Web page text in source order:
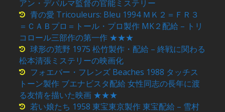
アン・デパルマ監督の官能ミステリー
青の愛 Tricouleurs: Bleu 1994 ＭＫ２＝ＦＲ３
＝ＣＡＢプロ＝トール・プロ製作 MK２配給 – トリ
コロール三部作の第一作 ★★★
球形の荒野 1975 松竹製作・配給 – 終戦に関わる
松本清張ミステリーの映画化
フォエバー・フレンズ Beaches 1988 タッチス
トーン製作 ブエナビスタ配給 女性同志の長年に渡
る友情を描いた映画 ★★★
若い娘たち 1958 東宝東京製作 東宝配給 – 雪村